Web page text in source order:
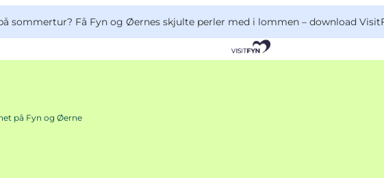
sommertur? Få Fyn og Øernes skjulte perler med i lommen – download
på Fyn og Øerne